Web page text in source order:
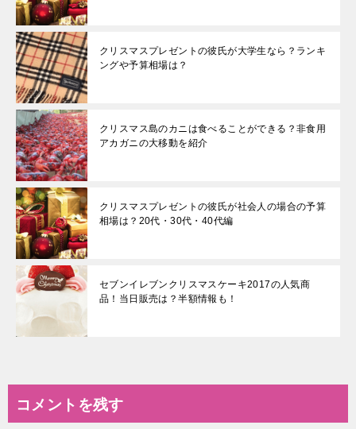
クリスマスプレゼントの彼氏が大学生なら？ランキ
ングや予算相場は？
クリスマス島のカニは食べることができる？非食用
アカガニの大移動を紹介
クリスマスプレゼントの彼氏が社会人の場合の予算
相場は？20代・30代・40代編
セブンイレブンクリスマスケーキ2017の人気商
品！当日販売は？半額情報も！
コメントを残す